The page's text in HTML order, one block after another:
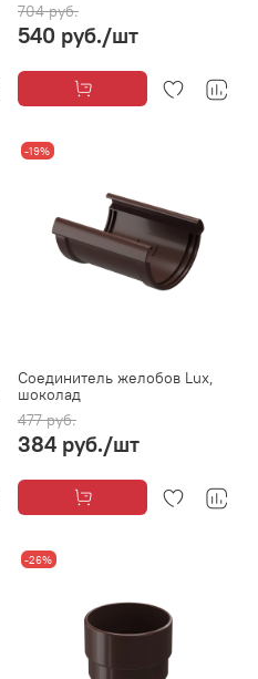
704 руб.
540 руб./шт
-19%
Соединитель желобов Lux,
шоколад
477 руб.
384 руб./шт
-26%